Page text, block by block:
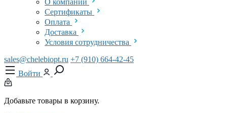
О компании
Сертификаты
Оплата
Доставка
Условия сотрудничества
sales@chelebiopt.ru +7 (910) 664-42-45
Войти
Добавьте товары в корзину.